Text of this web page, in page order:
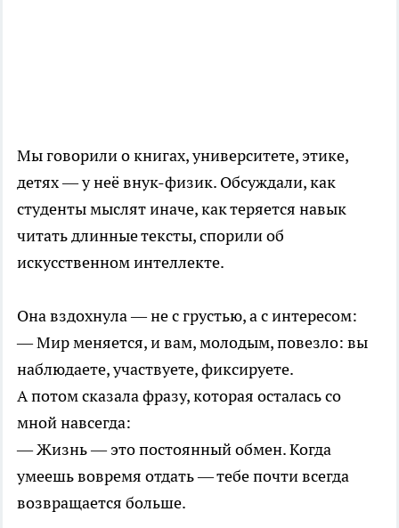
Мы говорили о книгах, университете, этике,
детях — у неё внук-физик. Обсуждали, как
студенты мыслят иначе, как теряется навык
читать длинные тексты, спорили об
искусственном интеллекте.
Она вздохнула — не с грустью, а с интересом:
— Мир меняется, и вам, молодым, повезло: вы
наблюдаете, участвуете, фиксируете.
А потом сказала фразу, которая осталась со
мной навсегда:
— Жизнь — это постоянный обмен. Когда
умеешь вовремя отдать — тебе почти всегда
возвращается больше.